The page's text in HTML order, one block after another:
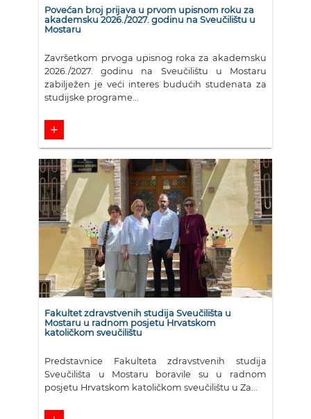
Povećan broj prijava u prvom upisnom roku za
akademsku 2026./2027. godinu na Sveučilištu u
Mostaru
Završetkom prvoga upisnog roka za akademsku
2026./2027. godinu na Sveučilištu u Mostaru
zabilježen je veći interes budućih studenata za
studijske programe...
add
Fakultet zdravstvenih studija Sveučilišta u
Mostaru u radnom posjetu Hrvatskom
katoličkom sveučilištu
Predstavnice Fakulteta zdravstvenih studija
Sveučilišta u Mostaru boravile su u radnom
posjetu Hrvatskom katoličkom sveučilištu u Za...